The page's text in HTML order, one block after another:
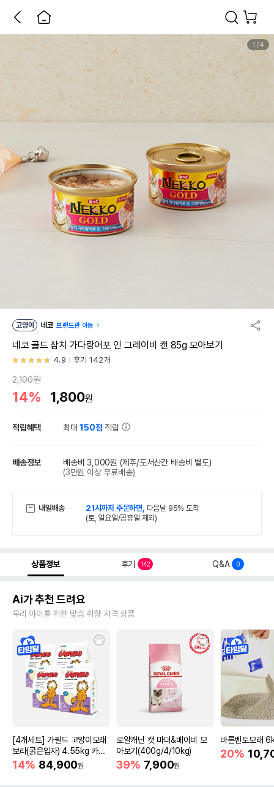
1 /4
고양이 네코 브랜드관 이동
네코 골드 참치 가다랑어포 인 그레이비 캔 85g 모아보기
4.9 후기 142개
2,100원
14% 1,800원
적립혜택 최대150점 적립
배송정보 배송비 3,000원 (제주/도서산간 배송비 별도)
(3만원 이상 무료배송)
내일배송 21시까지 주문하면, 다음날 95% 도착
(토, 일요일/공휴일 제외)
상품정보 후기 142 Q&A 0
Ai가 추천 드려요
우리 아이를 위한 맞춤 취향 저격 상품
[4개세트] 가필드 고양이모래
보라(굵은입자) 4.55kg 카사
바모래
14% 84,900원
로얄캐닌 캣 마더&베이비 모
아보기(400g/4/10kg)
39% 7,900원
바른벤토모래
20%